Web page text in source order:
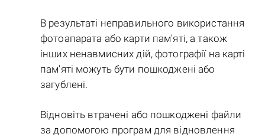
В результаті неправильного використання
фотоапарата або карти пам'яті, а також
інших ненавмисних дій, фотографії на карті
пам'яті можуть бути пошкоджені або
загублені.
Відновіть втрачені або пошкоджені файли
за допомогою програм для відновлення